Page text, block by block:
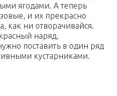
ягодами. А теперь
и их прекрасно
как ни отворачивайся.
наряд,
поставить в один ряд
кустарниками.